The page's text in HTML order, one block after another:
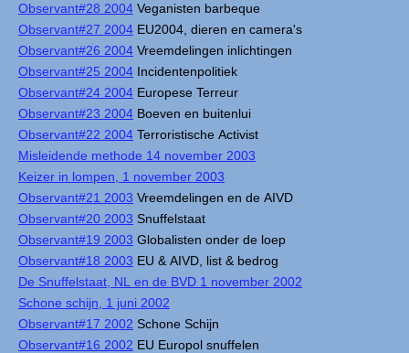
Observant#28 2004 Veganisten barbeque
Observant#27 2004 EU2004, dieren en camera's
Observant#26 2004 Vreemdelingen inlichtingen
Observant#25 2004 Incidentenpolitiek
Observant#24 2004 Europese Terreur
Observant#23 2004 Boeven en buitenlui
Observant#22 2004 Terroristische Activist
Misleidende methode 14 november 2003
Keizer in lompen, 1 november 2003
Observant#21 2003 Vreemdelingen en de AIVD
Observant#20 2003 Snuffelstaat
Observant#19 2003 Globalisten onder de loep
Observant#18 2003 EU & AIVD, list & bedrog
De Snuffelstaat, NL en de BVD 1 november 2002
Schone schijn, 1 juni 2002
Observant#17 2002 Schone Schijn
Observant#16 2002 EU Europol snuffelen